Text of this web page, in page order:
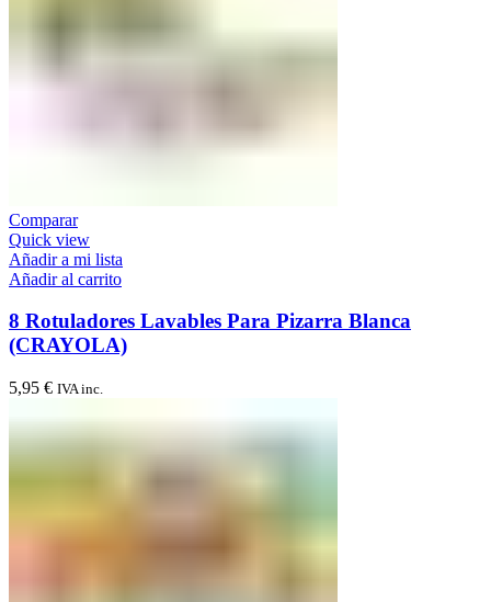
Comparar
Quick view
Añadir a mi lista
Añadir al carrito
8 Rotuladores Lavables Para Pizarra Blanca
(CRAYOLA)
5,95 € IVA inc.